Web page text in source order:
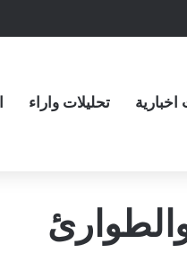
تحليلات واراء